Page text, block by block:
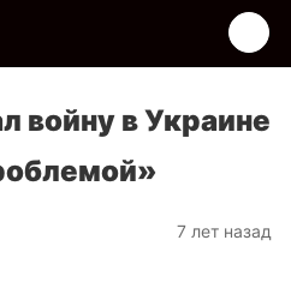
войну в Украине
7 лет назад